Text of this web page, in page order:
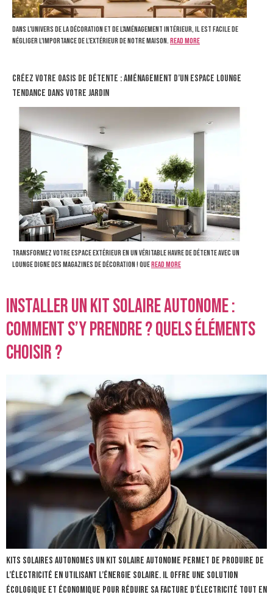
Dans l'univers de la décoration et de l'aménagement intérieur, il est facile de
négliger l'importance de l'extérieur de notre maison.Read more
Créez votre oasis de détente : Aménagement d’un espace lounge
tendance dans votre jardin
Transformez votre espace extérieur en un véritable havre de détente avec un
lounge digne des magazines de décoration ! QueRead more
Installer un kit solaire autonome :
comment s’y prendre ? Quels éléments
choisir ?
Kits solaires autonomes Un kit solaire autonome permet de produire de
l’électricité en utilisant l’énergie solaire. Il offre une solution
écologique et économique pour réduire sa facture d’électricité tout en